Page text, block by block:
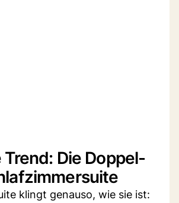
Trend: Die Doppel-
klingt genauso, wie sie ist: